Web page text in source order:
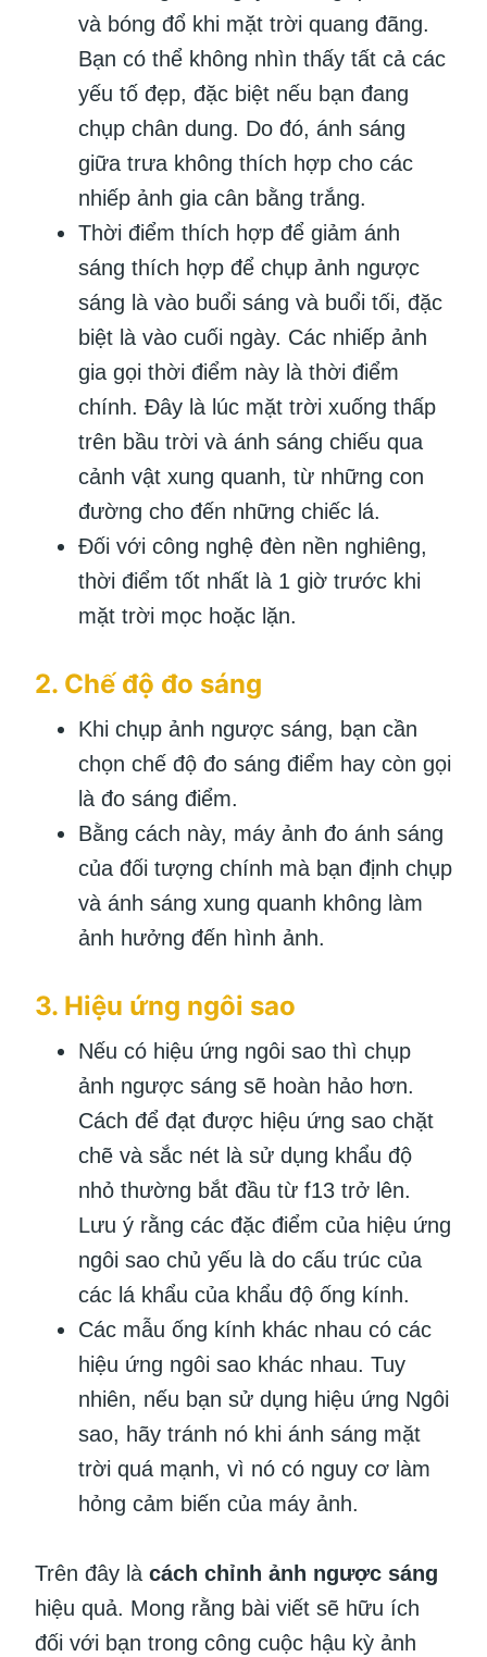
và bóng đổ khi mặt trời quang đãng.
Bạn có thể không nhìn thấy tất cả các
yếu tố đẹp, đặc biệt nếu bạn đang
chụp chân dung. Do đó, ánh sáng
giữa trưa không thích hợp cho các
nhiếp ảnh gia cân bằng trắng.
Thời điểm thích hợp để giảm ánh
sáng thích hợp để chụp ảnh ngược
sáng là vào buổi sáng và buổi tối, đặc
biệt là vào cuối ngày. Các nhiếp ảnh
gia gọi thời điểm này là thời điểm
chính. Đây là lúc mặt trời xuống thấp
trên bầu trời và ánh sáng chiếu qua
cảnh vật xung quanh, từ những con
đường cho đến những chiếc lá.
Đối với công nghệ đèn nền nghiêng,
thời điểm tốt nhất là 1 giờ trước khi
mặt trời mọc hoặc lặn.
2. Chế độ đo sáng
Khi chụp ảnh ngược sáng, bạn cần
chọn chế độ đo sáng điểm hay còn gọi
là đo sáng điểm.
Bằng cách này, máy ảnh đo ánh sáng
của đối tượng chính mà bạn định chụp
và ánh sáng xung quanh không làm
ảnh hưởng đến hình ảnh.
3. Hiệu ứng ngôi sao
Nếu có hiệu ứng ngôi sao thì chụp
ảnh ngược sáng sẽ hoàn hảo hơn.
Cách để đạt được hiệu ứng sao chặt
chẽ và sắc nét là sử dụng khẩu độ
nhỏ thường bắt đầu từ f13 trở lên.
Lưu ý rằng các đặc điểm của hiệu ứng
ngôi sao chủ yếu là do cấu trúc của
các lá khẩu của khẩu độ ống kính.
Các mẫu ống kính khác nhau có các
hiệu ứng ngôi sao khác nhau. Tuy
nhiên, nếu bạn sử dụng hiệu ứng Ngôi
sao, hãy tránh nó khi ánh sáng mặt
trời quá mạnh, vì nó có nguy cơ làm
hỏng cảm biến của máy ảnh.
Trên đây là cách chỉnh ảnh ngược sáng
hiệu quả. Mong rằng bài viết sẽ hữu ích
đối với bạn trong công cuộc hậu kỳ ảnh